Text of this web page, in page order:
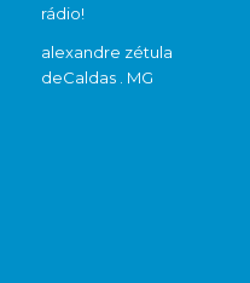
rádio!
alexandre zétula
deCaldas . MG